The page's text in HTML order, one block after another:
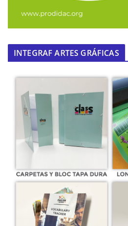
INTEGRAF ARTES GRÁFICAS